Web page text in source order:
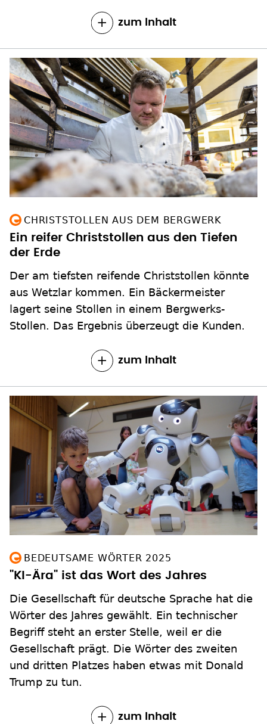
zum Inhalt
CHRISTSTOLLEN AUS DEM BERGWERK
Ein reifer Christstollen aus den Tiefen
der Erde
Der am tiefsten reifende Christstollen könnte
aus Wetzlar kommen. Ein Bäckermeister
lagert seine Stollen in einem Bergwerks-
Stollen. Das Ergebnis überzeugt die Kunden.
zum Inhalt
BEDEUTSAME WÖRTER 2025
"KI-Ära" ist das Wort des Jahres
Die Gesellschaft für deutsche Sprache hat die
Wörter des Jahres gewählt. Ein technischer
Begriff steht an erster Stelle, weil er die
Gesellschaft prägt. Die Wörter des zweiten
und dritten Platzes haben etwas mit Donald
Trump zu tun.
zum Inhalt